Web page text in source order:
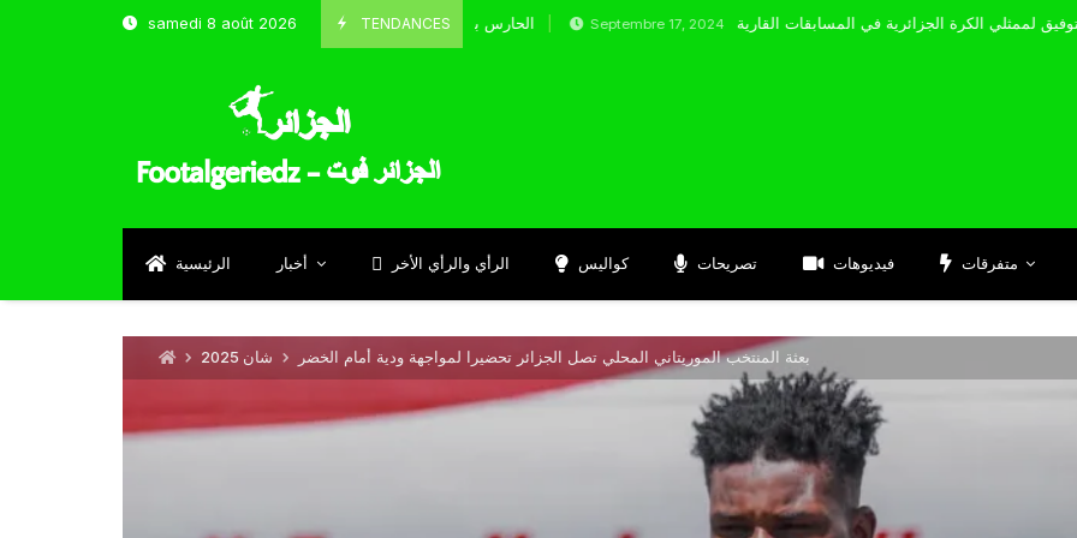
samedi 8 août 2026 TENDANCES
الحارس بوحلفاية يتحدث عن طموحاته مع المنتخب و شباب قسنطينة Septembre 17, 2024
الرئيسية أخبار الرأي والرأي الأخر كواليس تصريحات فيديوهات متفرقات
شان 2025 بعثة المنتخب الموريتاني المحلي تصل الجزائر تحضيرا لمواجهة ودية أمام الخضر